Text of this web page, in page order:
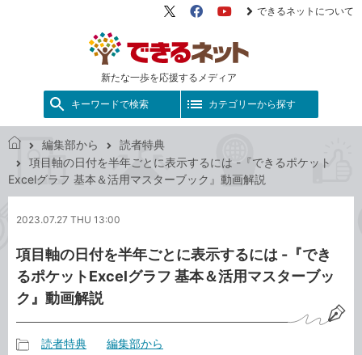
新たな一歩を応援するメディア
X（旧
FacebookYouTube
できるネットについて
キーワードで検索 カテゴリーから探す
で
き
ッ
編集部から
読者特典
項目軸の日付を半年ごとに表示するには -『できるポケット
Excelグラフ 基本＆活用マスターブック』動画解説
2023.07.27 THU 13:00
項目軸の日付を半年ごとに表示するには -『でき
るポケットExcelグラフ 基本＆活用マスターブッ
ク』動画解説
読者特典 編集部から